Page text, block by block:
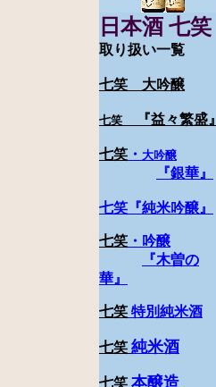
日本酒 七笑
取り扱い一覧
七笑 大吟醸
七笑 『益々繁盛』
七笑 ・ 大吟醸
『銀華』
七笑『純米吟醸』
七笑 ・ 吟醸
『木曽の
華』
七笑 特別純米酒
七笑 純米酒
七笑 本醸造